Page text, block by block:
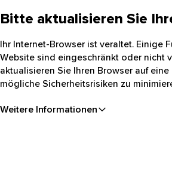
Bitte aktualisieren Sie
Ihr Internet-Browser ist veraltet. Einige
Website sind eingeschränkt oder nicht
aktualisieren Sie Ihren Browser auf eine
mögliche Sicherheitsrisiken zu
Weitere Informationen